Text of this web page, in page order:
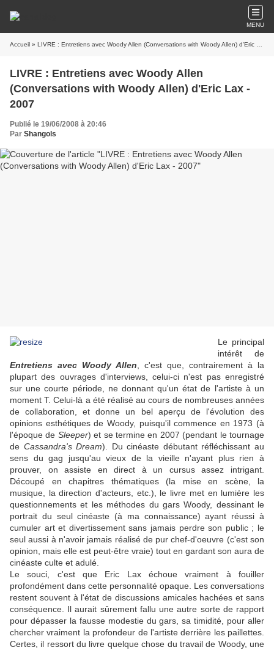
MENU
Accueil » LIVRE : Entretiens avec Woody Allen (Conversations with Woody Allen) d'Eric Lax - 2007
LIVRE : Entretiens avec Woody Allen
(Conversations with Woody Allen) d'Eric Lax -
2007
Publié le 19/06/2008 à 20:46
Par Shangols
Le principal
intérêt de
Entretiens avec Woody Allen , c'est que, contrairement à la
plupart des ouvrages d'interviews, celui-ci n'est pas enregistré
sur une courte période, ne donnant qu'un état de l'artiste à un
moment T. Celui-là a été réalisé au cours de nombreuses années
de collaboration, et donne un bel aperçu de l'évolution des
opinions esthétiques de Woody, puisqu'il commence en 1973 (à
l'époque de Sleeper) et se termine en 2007 (pendant le tournage
de Cassandra's Dream). Du cinéaste débutant réfléchissant au
sens du gag jusqu'au vieux de la vieille n'ayant plus rien à
prouver, on assiste en direct à un cursus assez intrigant.
Découpé en chapitres thématiques (la mise en scène, la
musique, la direction d'acteurs, etc.), le livre met en lumière les
questionnements et les méthodes du gars Woody, dessinant le
portrait du seul cinéaste (à ma connaissance) ayant réussi à
cumuler art et divertissement sans jamais perdre son public ; le
seul aussi à n'avoir jamais réalisé de pur chef-d'oeuvre (c'est son
opinion, mais elle est peut-être vraie) tout en gardant son aura de
cinéaste culte et adulé.
Le souci, c'est que Eric Lax échoue vraiment à fouiller
profondément dans cette personnalité opaque. Les conversations
restent souvent à l'état de discussions amicales hachées et sans
conséquence. Il aurait sûrement fallu une autre sorte de rapport
pour dépasser la fausse modestie du gars, sa timidité, pour aller
chercher vraiment la profondeur de l'artiste derrière les paillettes.
Certes, il ressort du livre quelque chose du travail de Woody, une